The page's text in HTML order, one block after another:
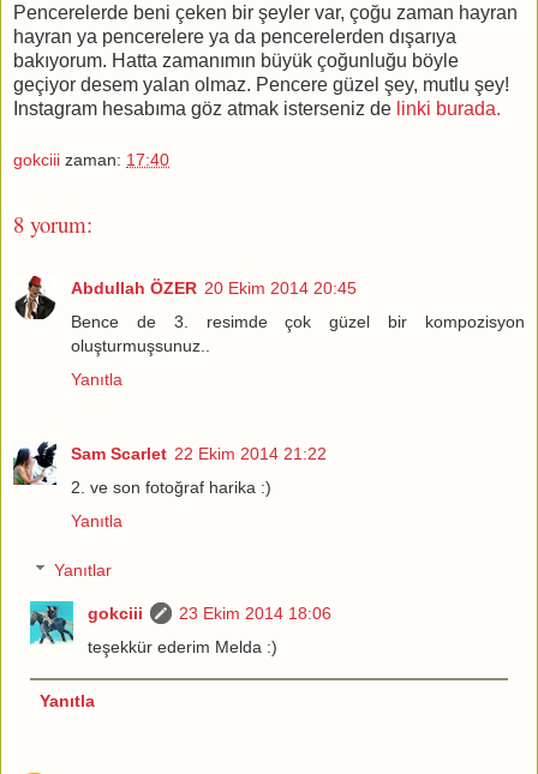
Pencerelerde beni çeken bir şeyler var, çoğu zaman hayran
hayran ya pencerelere ya da pencerelerden dışarıya
bakıyorum. Hatta zamanımın büyük çoğunluğu böyle
geçiyor desem yalan olmaz. Pencere güzel şey, mutlu şey!
Instagram hesabıma göz atmak isterseniz de linki burada.
gokciii zaman: 17:40
8 yorum:
Abdullah ÖZER 20 Ekim 2014 20:45
Bence de 3. resimde çok güzel bir kompozisyon
oluşturmuşsunuz..
Yanıtla
Sam Scarlet 22 Ekim 2014 21:22
2. ve son fotoğraf harika :)
Yanıtla
Yanıtlar
gokciii
23 Ekim 2014 18:06
teşekkür ederim Melda :)
Yanıtla